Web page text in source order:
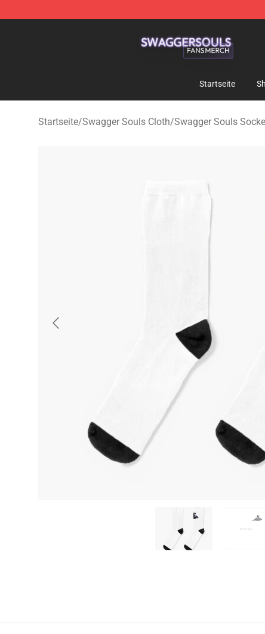
Startseite
Startseite/Swagger Souls Cloth/Swagger Souls